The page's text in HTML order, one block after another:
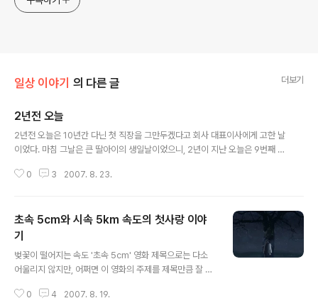
일상 이야기 의 다른 글 더보기
2년전 오늘
2년전 오늘은 10년간 다닌 첫 직장을 그만두겠다고 회사 대표이사에게 고한 날
이었다. 마침 그날은 큰 딸아이의 생일날이었으니, 2년이 지난 오늘은 9번째 맞
며, 고용되었다는 입장보다는 같이 한다는 마음으로 다니던 직장이었다. 내 인
했던 날이었다. 오랫동안 다니던 회사를 그만두겠다는 말은 입밖으로 쉬이 나오
지 않았지만, 그날만큼은 꼭 이야기를 해야할 것 같았다. 아침에 출근을 하고 10
시쯤에 대표이사를 만났다. 그만 두겠다는 말이 나오지 않아서 다른 이야기들을
했다. 그러다가 급여를 ..
0 3 2007. 8. 23.
초속 5cm와 시속 5km 속도의 첫사랑 이야
기
벚꽃이 떨어지는 속도 '초속 5cm' 영화 제목으로는 다소
어울리지 않지만, 어쩌면 이 영화의 주제를 제목만큼 잘 표
기는 속도 '시속 5km' 시간은 흘러가지 않는 것처럼 그렇
0 4 2007. 8. 19.